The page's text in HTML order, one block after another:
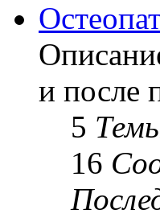
и после
5
16